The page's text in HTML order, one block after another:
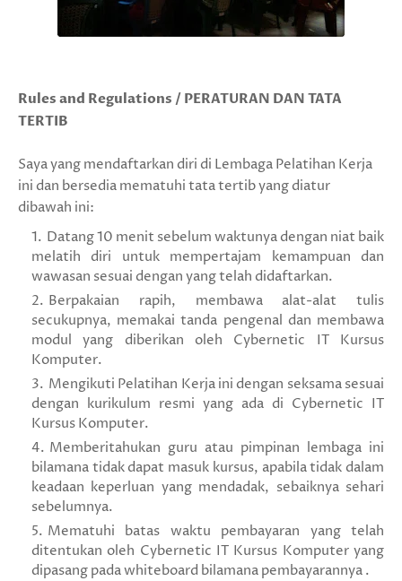
Rules and Regulations / PERATURAN DAN TATA
TERTIB
Saya yang mendaftarkan diri di Lembaga Pelatihan Kerja
ini dan bersedia mematuhi tata tertib yang diatur
dibawah ini:
Datang 10 menit sebelum waktunya dengan niat baik
melatih diri untuk mempertajam kemampuan dan
wawasan sesuai dengan yang telah didaftarkan.
Berpakaian rapih, membawa alat-alat tulis
secukupnya, memakai tanda pengenal dan membawa
modul yang diberikan oleh Cybernetic IT Kursus
Komputer.
Mengikuti Pelatihan Kerja ini dengan seksama sesuai
dengan kurikulum resmi yang ada di Cybernetic IT
Kursus Komputer.
Memberitahukan guru atau pimpinan lembaga ini
bilamana tidak dapat masuk kursus, apabila tidak dalam
keadaan keperluan yang mendadak, sebaiknya sehari
sebelumnya.
Mematuhi batas waktu pembayaran yang telah
ditentukan oleh Cybernetic IT Kursus Komputer yang
dipasang pada whiteboard bilamana pembayarannya .